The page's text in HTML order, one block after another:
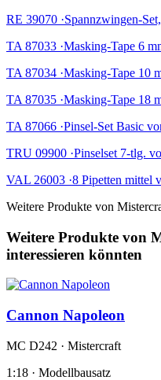
RE 39070 ·Spannzwingen-
TA 87033 ·Masking-Tape 6
TA 87034 ·Masking-Tape 10
TA 87035 ·Masking-Tape 18
TA 87066 ·Pinsel-Set Basic
TRU 09900 ·Pinselset 7-tlg.
VAL 26003 ·8 Pipetten mittel
Weitere Produkte von
Weitere Produkte von
interessieren könnten
Cannon Napoleon
MC D242 · Mistercraft
1:18 · Modellbausatz